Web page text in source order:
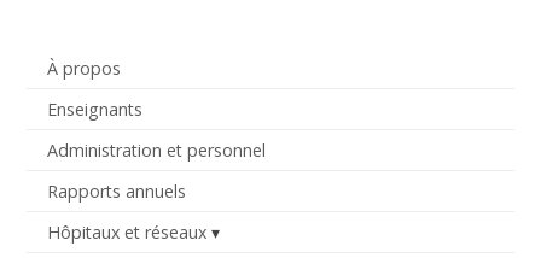
À propos
Enseignants
Administration et personnel
Rapports annuels
Hôpitaux et réseaux